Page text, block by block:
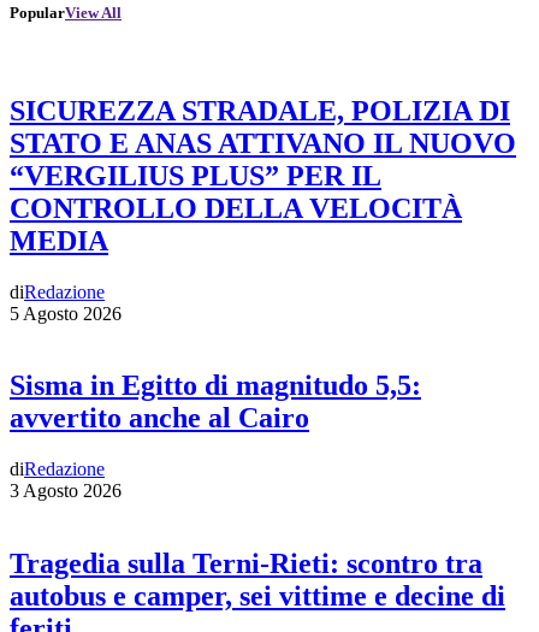
PopularView All
SICUREZZA STRADALE, POLIZIA DI
STATO E ANAS ATTIVANO IL NUOVO
“VERGILIUS PLUS” PER IL
CONTROLLO DELLA VELOCITÀ
MEDIA
diRedazione
5 Agosto 2026
Sisma in Egitto di magnitudo 5,5:
avvertito anche al Cairo
diRedazione
3 Agosto 2026
Tragedia sulla Terni-Rieti: scontro tra
autobus e camper, sei vittime e decine di